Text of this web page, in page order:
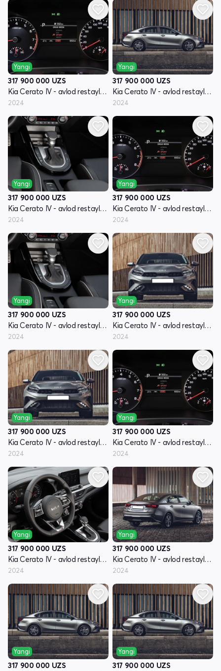
Yangi
317 900 000 UZS
Kia Cerato IV - avlod restayling
2024
Yangi
317 900 000 UZS
Kia Cerato IV - avlod restayling
2024
Yangi
317 900 000 UZS
Kia Cerato IV - avlod restayling
2024
Yangi
317 900 000 UZS
Kia Cerato IV - avlod restayling
2024
Yangi
317 900 000 UZS
Kia Cerato IV - avlod restayling
2024
Yangi
317 900 000 UZS
Kia Cerato IV - avlod restayling
2024
Yangi
317 900 000 UZS
Kia Cerato IV - avlod restayling
2024
Yangi
317 900 000 UZS
Kia Cerato IV - avlod restayling
2024
Yangi
317 900 000 UZS
Kia Cerato IV - avlod restayling
2024
Yangi
317 900 000 UZS
Kia Cerato IV - avlod restayling
2024
Yangi
317 900 000 UZS
Yangi
317 900 000 UZS